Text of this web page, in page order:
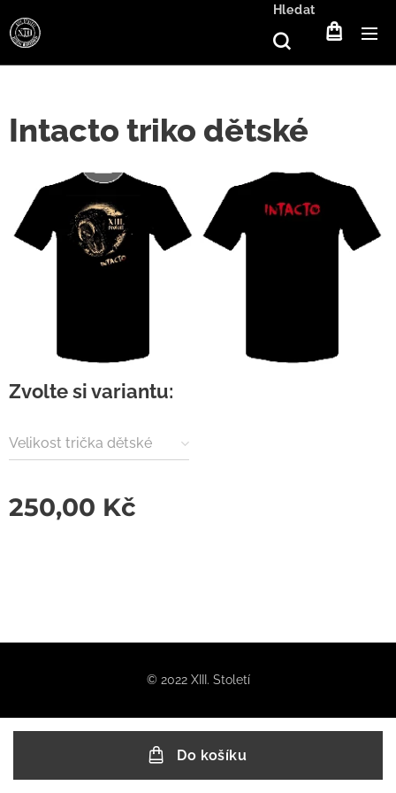
Hledat
Intacto triko dětské
Zvolte si variantu:
Velikost trička dětské
250,00 Kč
Do košíku
© 2022 XIII. Století